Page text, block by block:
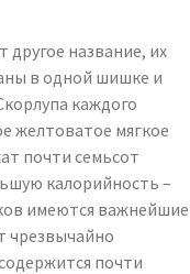
название, их
в одной шишке и
каждого
желтоватое мягкое
почти семьсот
калорийность –
имеются важнейшие
чрезвычайно
почти